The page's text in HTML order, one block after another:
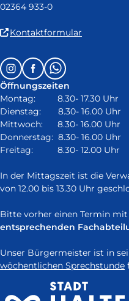
02364 933-0
Kontaktformular
in
neuem
Fenster)
Follow
us
on:
InstagramFacebookWhatsapp
Öffnungszeiten
Montag: 8.30- 17.30 Uhr
Dienstag: 8.30- 16.00 Uhr
Mittwoch: 8.30- 16.00 Uhr
Donnerstag: 8.30- 16.00 Uhr
Freitag: 8.30- 12.00 Uhr
In der Mittagszeit ist die
von 12.00 bis 13.30 Uhr
Bitte vorher einen Termin mit
entsprechenden
Unser Bürgermeister ist in
wöchentlichen Sprechstunde